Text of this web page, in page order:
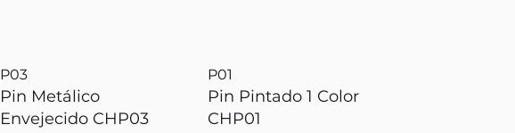
P03
Pin Metálico
Envejecido CHP03
P01
Pin Pintado 1 Color
CHP01